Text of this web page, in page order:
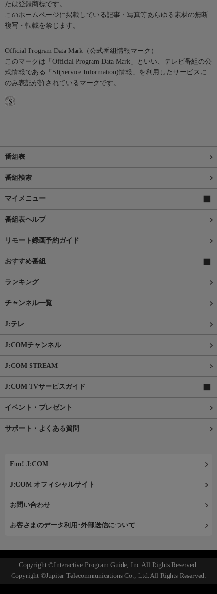
たは登録商標です。
このホームページに掲載している記事・写真等あらゆる素材の無断
複写・転載を禁じます。
Official Program Data Mark（公式番組情報マーク）
このマークは「Official Program Data Mark」といい、テレビ番組の公
式情報である「SI(Service Information)情報」を利用したサービスに
のみ表記が許されているマークです。
番組表
番組検索
マイメニュー
番組表ヘルプ
リモート録画予約ガイド
おすすめ番組
ランキング
チャンネル一覧
J:テレ
J:COMチャンネル
J:COM STREAM
J:COM TVサービスガイド
イベント・プレゼント
サポート・よくある質問
Fun! J:COM
J:COM オフィシャルサイト
お問い合わせ
お客さまのデータ利用･外部送信について
Copyright ©Interactive Program Guide, Inc.All Rights Reserved.
Copyright ©Jupiter Telecommunications Co., Ltd.All Rights Reserved.